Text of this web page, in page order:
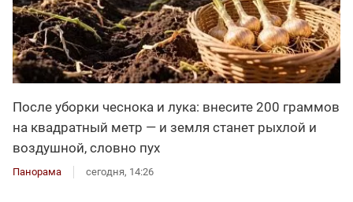
После уборки чеснока и лука: внесите 200 граммов
на квадратный метр — и земля станет рыхлой и
воздушной, словно пух
Панорама сегодня, 14:26